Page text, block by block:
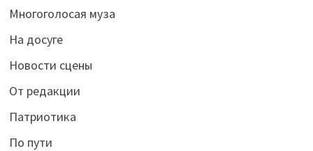
Многоголосая муза
На досуге
Новости сцены
От редакции
Патриотика
По пути